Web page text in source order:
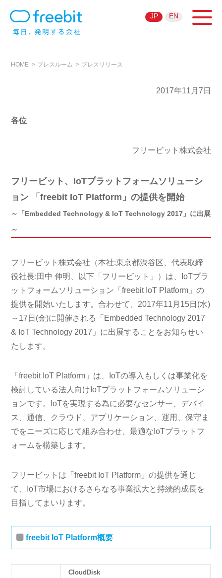
JP EN
HOME プレスルーム プレスリリース
2017年11月7日
各位
フリービット株式会社
フリービット、IoTプラットフォームソリューシ
ョン 「freebit IoT Platform」の提供を開始
～「Embedded Technology & IoT Technology 2017」に出展
～
フリービット株式会社（本社:東京都渋谷区、代表取締
役社長:田中 伸明、以下「フリービット」）は、IoTプラ
ットフォームソリューション「freebit IoT Platform」の
提供を開始いたします。合わせて、2017年11月15日(水)
～17日(金)に開催される「Embedded Technology 2017
& IoT Technology 2017」に出展することをお知らせい
たします。
「freebit IoT Platform」は、IoTの導入もしくは事業化を
検討している法人向けIoTプラットフォームソリューシ
ョンです。IoTを実現する為に必要なセンサー、デバイ
ス、通信、クラウド、アプリケーション、運用、保守ま
でをニーズに応じて組み合わせ、最適なIoTプラットフ
ォームを構築します。
フリービットは「freebit IoT Platform」の提供を通じ
て、IoT市場におけるさらなる事業拡大と持続的成長を
目指してまいります。
freebit IoT Platform概要
CloudDisk